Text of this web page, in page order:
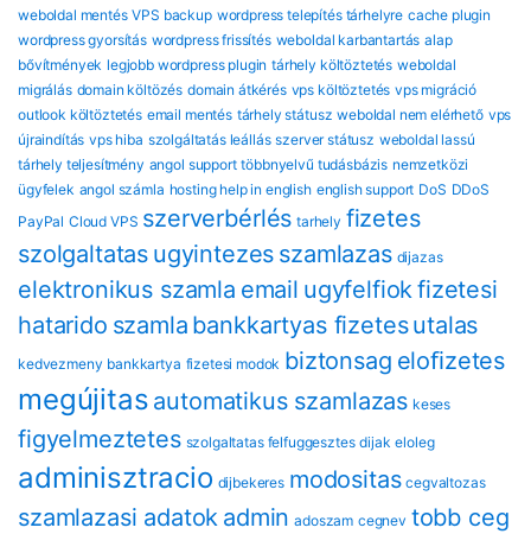
weboldal mentés VPS backup wordpress telepítés tárhelyre cache plugin
wordpress gyorsítás wordpress frissítés weboldal karbantartás alap
bővítmények legjobb wordpress plugin tárhely költöztetés weboldal
migrálás domain költözés domain átkérés vps költöztetés vps migráció
outlook költöztetés email mentés tárhely státusz weboldal nem elérhető vps
újraindítás vps hiba szolgáltatás leállás szerver státusz weboldal lassú
tárhely teljesítmény angol support többnyelvű tudásbázis nemzetközi
ügyfelek angol számla hosting help in english english support DoS DDoS
PayPal Cloud VPS szerverbérlés tarhely fizetes
szolgaltatas ugyintezes szamlazas dijazas
elektronikus szamla email ugyfelfiok fizetesi
hatarido szamla bankkartyas fizetesutalas
kedvezmeny bankkartya fizetesi modok biztonsag eloﬁzetes
megújitas automatikus szamlazas keses
figyelmeztetes szolgaltatas felfuggesztes dijak eloleg
adminisztracio dijbekeres modositas cegvaltozas
szamlazasi adatok admin adoszam cegnev tobb ceg